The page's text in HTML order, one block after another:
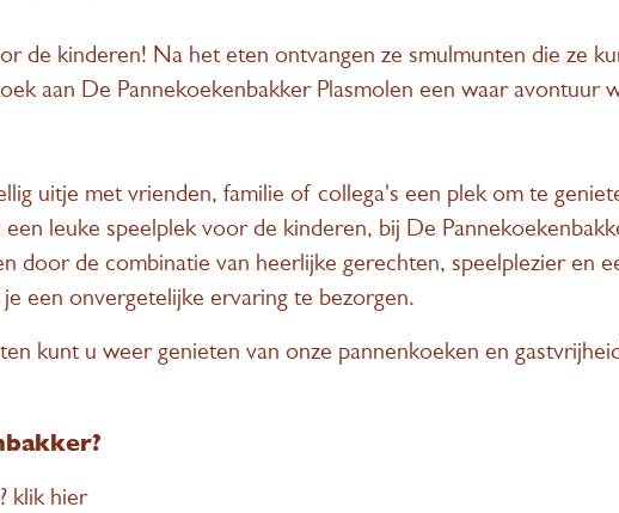
de kinderen! Na het eten ontvangen ze smulmunten die ze
aan De Pannekoekenbakker Plasmolen een waar avontuur
uitje met vrienden, familie of collega's een plek om te
leuke speelplek voor de kinderen, bij De
door de combinatie van heerlijke gerechten, speelplezier en
een onvergetelijke ervaring te bezorgen.
kunt u weer genieten van onze pannenkoeken en
klik hier